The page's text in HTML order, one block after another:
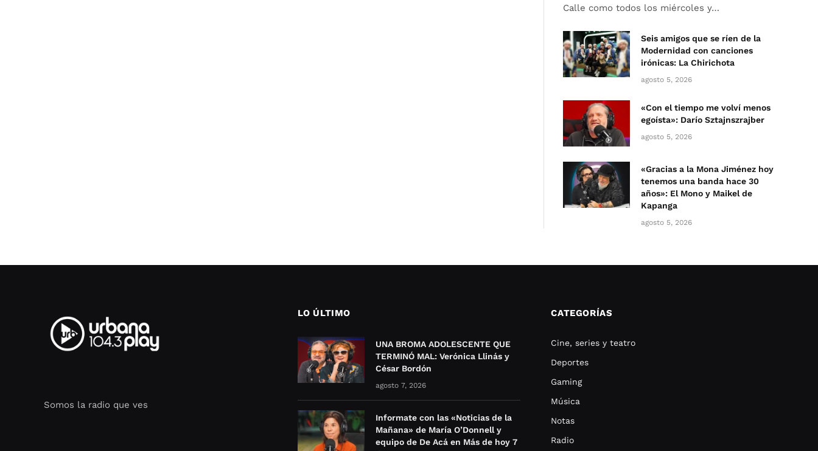
Calle como todos los miércoles y…
Seis amigos que se ríen de la
Modernidad con canciones
irónicas: La Chirichota
agosto 5, 2026
«Con el tiempo me volví menos
egoísta»: Darío Sztajnszrajber
agosto 5, 2026
«Gracias a la Mona Jiménez hoy
tenemos una banda hace 30
años»: El Mono y Maikel de
Kapanga
agosto 5, 2026
Somos la radio que ves
LO ÚLTIMO
UNA BROMA ADOLESCENTE QUE
TERMINÓ MAL: Verónica Llinás y
César Bordón
agosto 7, 2026
Informate con las «Noticias de la
Mañana» de María O’Donnell y
equipo de De Acá en Más de hoy 7
CATEGORÍAS
Cine, series y teatro
Deportes
Gaming
Música
Notas
Radio